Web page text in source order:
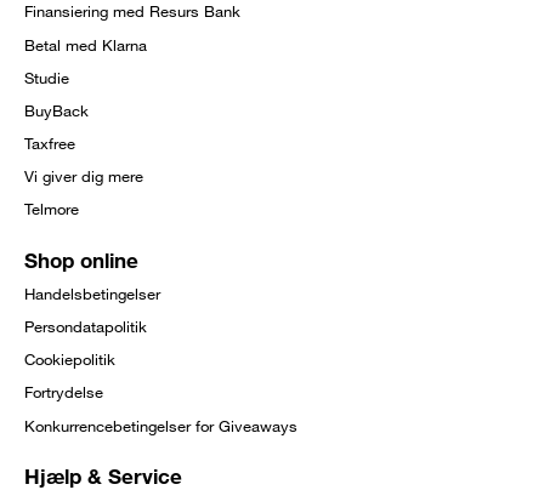
Finansiering med Resurs Bank
Betal med Klarna
Studie
BuyBack
Taxfree
Vi giver dig mere
Telmore
Shop online
Handelsbetingelser
Persondatapolitik
Cookiepolitik
Fortrydelse
Konkurrencebetingelser for Giveaways
Hjælp & Service